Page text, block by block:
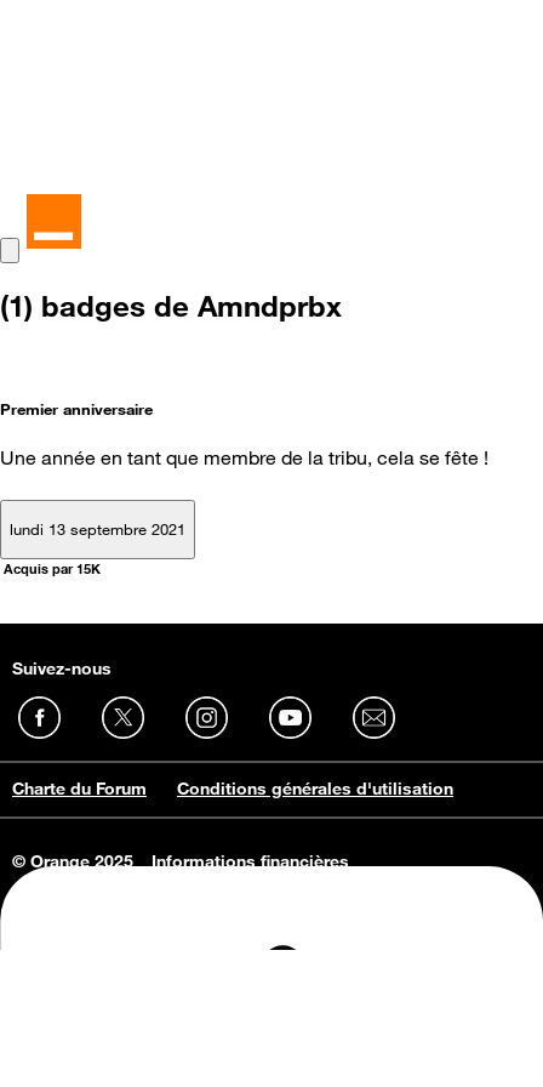
(1) badges de Amndprbx
Premier anniversaire
Une année en tant que membre de la tribu, cela se fête !
lundi 13 septembre 2021
Acquis par 15K
Suivez-nous
Charte du Forum Conditions générales d'utilisation
© Orange 2025
Informations financières